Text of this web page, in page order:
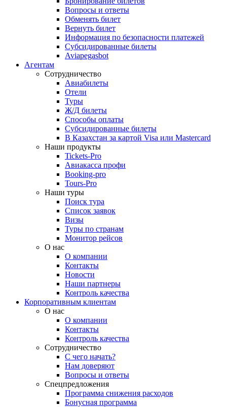
Вопросы и ответы
Обменять билет
Вернуть билет
Информация по безопасности платежей
Субсидированные билеты
Aviapegasbot
Агентам
Сотрудничество
Авиабилеты
Отели
Туры
Ж/Д билеты
Способы оплаты
Субсидированные билеты
В Казахстан за картой Visa или Masterсard
Наши продукты
Tickets-Pro
Авиакасса профи
Booking-pro
Tours-Pro
Наши туры
Поиск тура
Список заявок
Визы
Туры по странам
Монитор рейсов
О нас
О компании
Контакты
Новости
Наши партнеры
Контроль качества
Корпоративным клиентам
О нас
О компании
Контакты
Контроль качества
Сотрудничество
С чего начать?
Нам доверяют
Вопросы и ответы
Спецпредложения
Программа снижения расходов
Бонусная программа